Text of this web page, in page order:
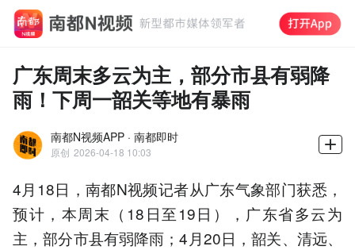
广东周末多云为主，部分市县有弱降
雨！下周一韶关等地有暴雨
南都N视频APP · 南都即时
原创 2026-04-18 10:03
4月18日，南都N视频记者从广东气象部门获悉，
预计，本周末（18日至19日），广东省多云为
主，部分市县有弱降雨；4月20日，韶关、清远、